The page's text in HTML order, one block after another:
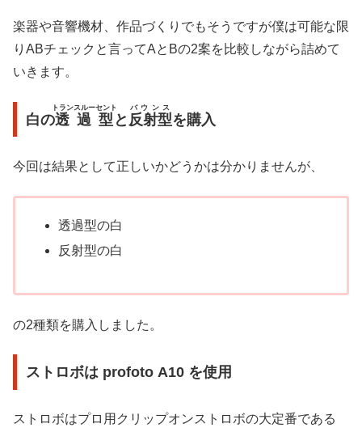
楽器や音響機材、作品づくりでもそうですが僕は可能な限
りABチェックと言ってAとBの2案を比較しながら詰めて
いきます。
白の透過型
トランスルーセント
と 反射型
バウンス
を購入
今回は結果として正しいかどうかは分かりませんが、
透過型の白
反射型の白
の2種類を購入しました。
ストロボは profoto A10 を使用
ストロボはプロ用クリップオンストロボの大定番である